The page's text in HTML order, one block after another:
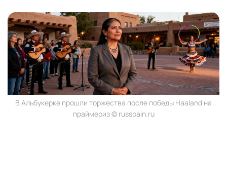
В Альбукерке прошли торжества после победы Haaland на
праймериз © russpain.ru